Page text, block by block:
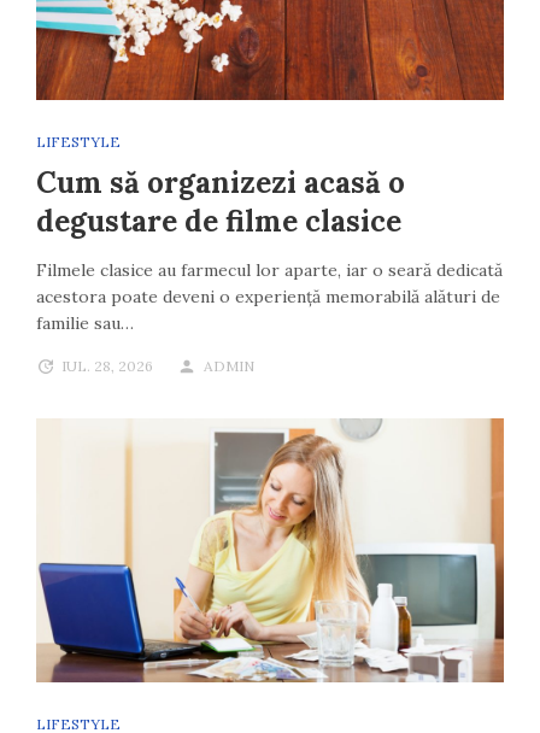
LIFESTYLE
Cum să organizezi acasă o
degustare de filme clasice
Filmele clasice au farmecul lor aparte, iar o seară dedicată
acestora poate deveni o experiență memorabilă alături de
familie sau…
IUL. 28, 2026 ADMIN
LIFESTYLE